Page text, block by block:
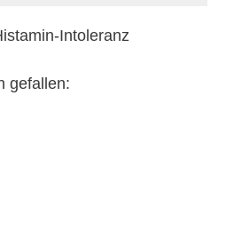
gefallen: